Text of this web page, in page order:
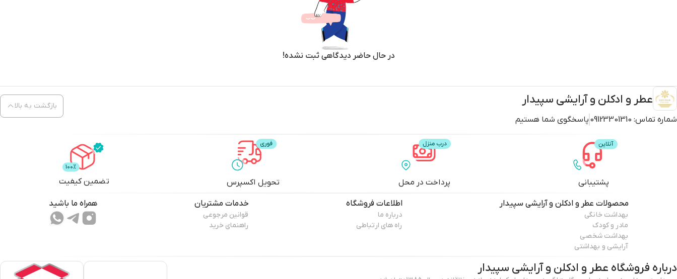
در حال حاضر دیدگاهی ثبت نشده!
عطر و ادکلن و آرایشی سپیدار
شماره تماس: 09123301310 پاسخگوی شما هستیم
بازگشت به بالا
پشتیبانی پرداخت در محل تحویل اکسپرس تضمین کیفیت
محصولات عطر و ادکلن و آرایشی سپیدار
بهداشت خانگی
مادر و کودک
بهداشت شخصی
آرایشی و بهداشتی
اطلاعات فروشگاه
درباره ما
راه های ارتباطی
خدمات مشتریان
قوانین مرجوعی
راهنمای خرید
همراه ما باشید
درباره فروشگاه عطر و ادکلن و آرایشی سپیدار